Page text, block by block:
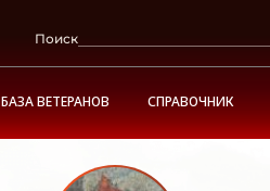
Поиск
БАЗА ВЕТЕРАНОВ СПРАВОЧНИК